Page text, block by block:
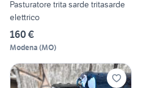
Pasturatore trita sarde tritasarde
elettrico
160 €
Modena (MO)